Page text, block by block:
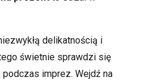
delikatnością i
świetnie sprawdzi się
imprez. Wejdź na